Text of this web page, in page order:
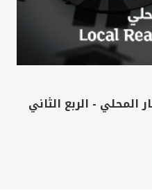
- الربع الثاني